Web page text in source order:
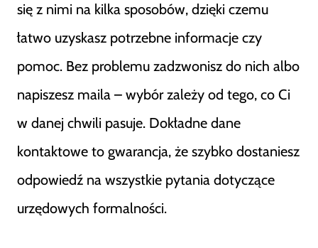
się z nimi na kilka sposobów, dzięki czemu
łatwo uzyskasz potrzebne informacje czy
pomoc. Bez problemu zadzwonisz do nich albo
napiszesz maila – wybór zależy od tego, co Ci
w danej chwili pasuje. Dokładne dane
kontaktowe to gwarancja, że szybko dostaniesz
odpowiedź na wszystkie pytania dotyczące
urzędowych formalności.